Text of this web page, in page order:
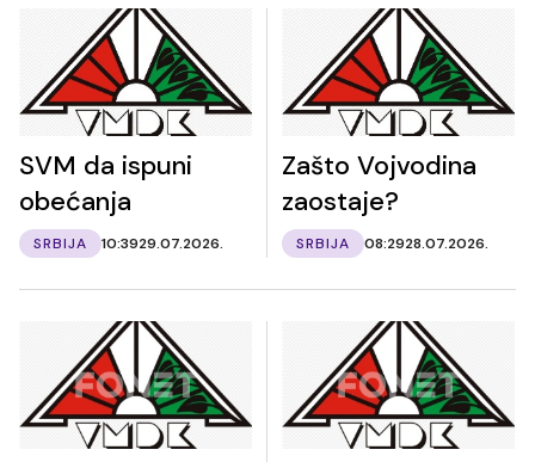
SVM da ispuni
obećanja
SRBIJA 10:3929.07.2026.
Zašto Vojvodina
zaostaje?
SRBIJA 08:2928.07.2026.